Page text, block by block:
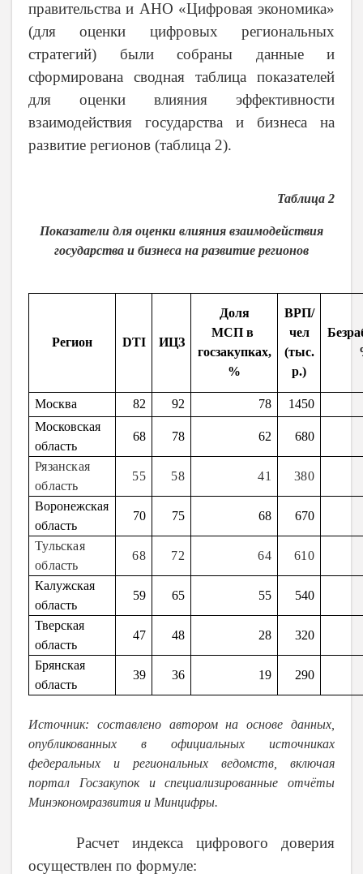
правительства и АНО «Цифровая экономика»
(для оценки цифровых региональных
стратегий) были собраны данные и
сформирована сводная таблица показателей
для оценки влияния эффективности
взаимодействия государства и бизнеса на
развитие регионов (таблица 2).
Таблица 2
Показатели для оценки влияния взаимодействия
государства и бизнеса на развитие регионов
Регион DTI ИЦЗ
Доля
МСП в
госзакупках,
%
ВРП/
чел
(тыс.
р.)
Москва 82 92 78
1450
Московская
область
68 78 62 680
Рязанская
область
55 58 41 380
Воронежская
область
70 75 68 670
Тульская
область
68 72 64 610
Калужская
область
59 65 55 540
Тверская
область
47 48 28 320
Брянская
область
39 36 19 290
Источник: составлено автором на основе данных,
опубликованных в официальных источниках
федеральных и региональных ведомств, включая
портал Госзакупок и специализированные отчёты
Минэкономразвития и Минцифры.
Расчет индекса цифрового доверия
осуществлен по формуле: